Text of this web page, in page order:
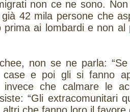
non ce ne sono.
42 mila persone che
ai lombardi e non al
non se ne parla:
case e poi gli si fanno
invece che calmare le
“Gli extracomunitari